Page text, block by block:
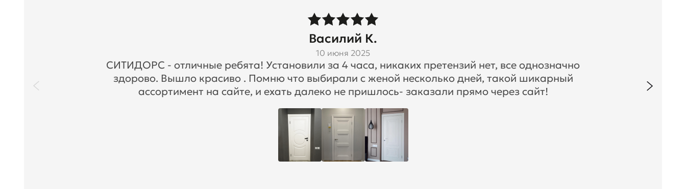
Василий К.
10 июня 2025
СИТИДОРС - отличные ребята! Установили за 4 часа, никаких претензий нет, все однозначно
здорово. Вышло красиво . Помню что выбирали с женой несколько дней, такой шикарный
ассортимент на сайте, и ехать далеко не пришлось- заказали прямо через сайт!